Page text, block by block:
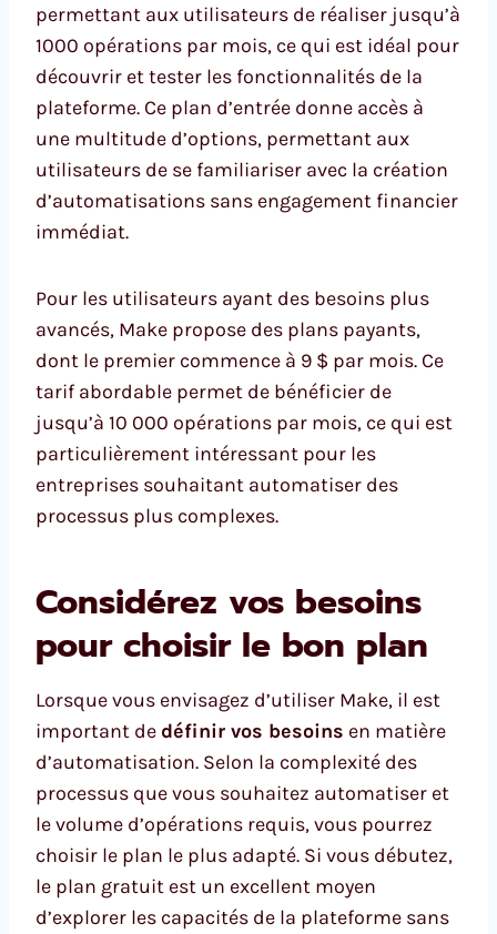
permettant aux utilisateurs de réaliser jusqu’à
1000 opérations par mois, ce qui est idéal pour
découvrir et tester les fonctionnalités de la
plateforme. Ce plan d’entrée donne accès à
une multitude d’options, permettant aux
utilisateurs de se familiariser avec la création
d’automatisations sans engagement financier
immédiat.
Pour les utilisateurs ayant des besoins plus
avancés, Make propose des plans payants,
dont le premier commence à 9 $ par mois. Ce
tarif abordable permet de bénéficier de
jusqu’à 10 000 opérations par mois, ce qui est
particulièrement intéressant pour les
entreprises souhaitant automatiser des
processus plus complexes.
Considérez vos besoins
pour choisir le bon plan
Lorsque vous envisagez d’utiliser Make, il est
important de définir vos besoins en matière
d’automatisation. Selon la complexité des
processus que vous souhaitez automatiser et
le volume d’opérations requis, vous pourrez
choisir le plan le plus adapté. Si vous débutez,
le plan gratuit est un excellent moyen
d’explorer les capacités de la plateforme sans